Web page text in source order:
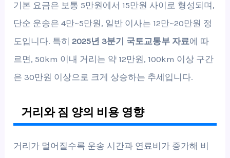
기본 요금은 보통 5만원에서 15만원 사이로 형성되며,
단순 운송은 4만~5만원, 일반 이사는 12만~20만원 정
도입니다. 특히2025년 3분기 국토교통부 자료에 따
르면, 50km 이내 거리는 약 12만원, 100km 이상 구간
은 30만원 이상으로 크게 상승하는 추세입니다.
거리와 짐 양의 비용 영향
거리가 멀어질수록 운송 시간과 연료비가 증가해 비